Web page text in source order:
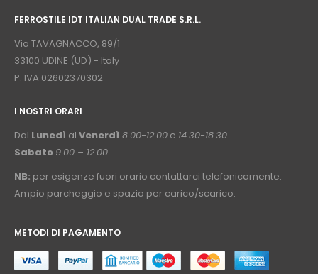
FERROSTILE IDT ITALIAN DUAL TRADE S.R.L.
Via TAVAGNACCO, 89/1
33100 UDINE (UD) - Italy
P. IVA 02602370302
I NOSTRI ORARI
Dal Lunedì al Venerdì 8.00-12.00 e 14.30-18.30
Sabato 9.00 – 12.00
NB: per esigenze fuori orario contattarci telefonicamente.
Ampio parcheggio e spazio per carico/scarico.
METODI DI PAGAMENTO